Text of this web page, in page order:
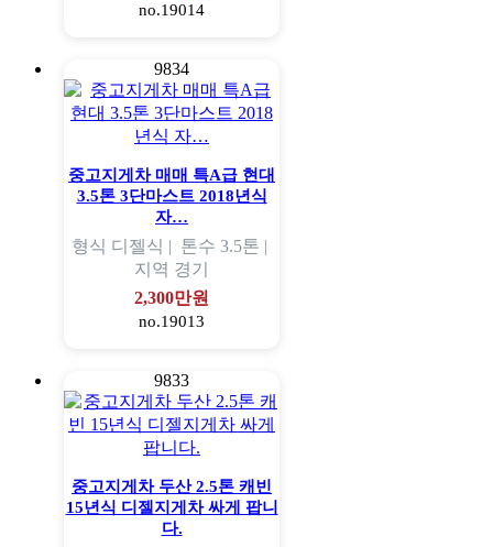
no.19014
9834
중고지게차 매매 특A급 현대
3.5톤 3단마스트 2018년식
자…
형식 디젤식 | 톤수 3.5톤 |
지역 경기
2,300만원
no.19013
9833
중고지게차 두산 2.5톤 캐빈
15년식 디젤지게차 싸게 팝니
다.